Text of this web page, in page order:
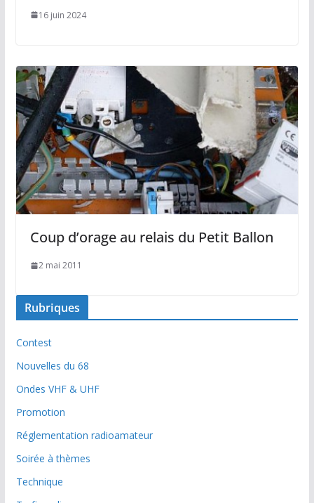
16 juin 2024
Coup d’orage au relais du Petit Ballon
2 mai 2011
Rubriques
Contest
Nouvelles du 68
Ondes VHF & UHF
Promotion
Réglementation radioamateur
Soirée à thèmes
Technique